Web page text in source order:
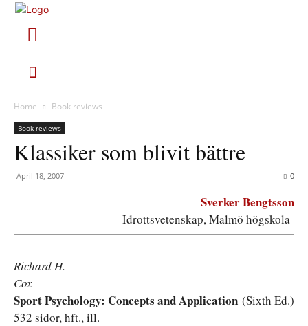
Home Book reviews
Book reviews
Klassiker som blivit bättre
April 18, 2007 0
Sverker Bengtsson
Idrottsvetenskap, Malmö högskola
Richard H.
Cox
Sport Psychology: Concepts and Application (Sixth Ed.)
532 sidor, hft., ill.